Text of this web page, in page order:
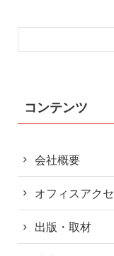
コンテンツ
会社概要
オフィスアク
出版・取材